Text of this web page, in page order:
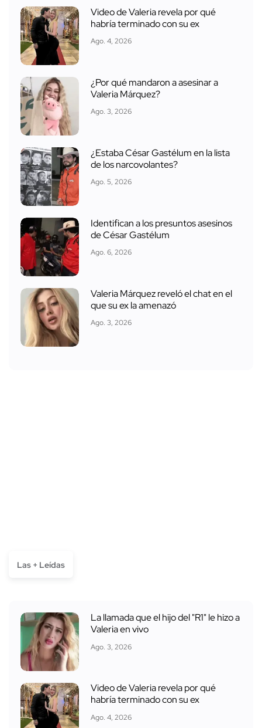
Video de Valeria revela por qué
habría terminado con su ex
Ago. 4, 2026
¿Por qué mandaron a asesinar a
Valeria Márquez?
Ago. 3, 2026
¿Estaba César Gastélum en la lista
de los narcovolantes?
Ago. 5, 2026
Identifican a los presuntos asesinos
de César Gastélum
Ago. 6, 2026
Valeria Márquez reveló el chat en el
que su ex la amenazó
Ago. 3, 2026
Las + Leídas
La llamada que el hijo del "R1" le hizo a
Valeria en vivo
Ago. 3, 2026
Video de Valeria revela por qué
habría terminado con su ex
Ago. 4, 2026